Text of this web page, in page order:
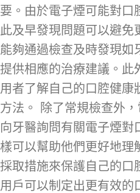
要。由於電子煙可能對口
此及早發現問題可以避免
能夠通過檢查及時發現如
提供相應的治療建議。此
用者了解自己的口腔健康
方法。 除了常規檢查外
向牙醫詢問有關電子煙對
樣可以幫助他們更好地理
採取措施來保護自己的口
用戶可以制定出更有效的